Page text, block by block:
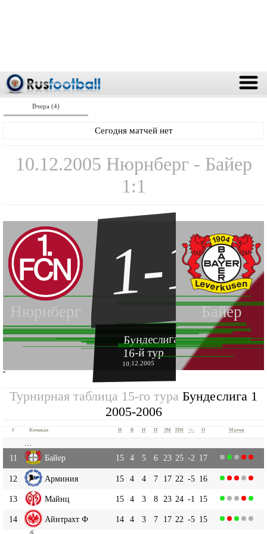
Вчера (4)
Сегодня матчей нет
10.12.2005 Нюрнберг - Байер
1:1
Нюрнберг Байер
1-1
Бундеслига 1 2005-2006
16-й тур
10.12.2005
''
Турнирная таблица 15-го тура Бундеслига 1
2005-2006
# Команда И В Н П ЗМ ПМ +|- О Матчи
11
Байер 15 4 5 6 23 25 -2 17
12 Арминия 15 4 4 7 17 22 -5 16
13 Майнц 15 4 3 8 23 24 -1 15
14 Айнтрахт Ф 14 4 3 7 17 22 -5 15